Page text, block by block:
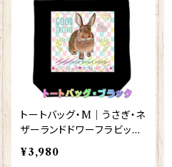
トートバッグ・M｜うさぎ・ネ
ザーランドドワーフラビット
（黒）【型番 BM-137】
¥3,980